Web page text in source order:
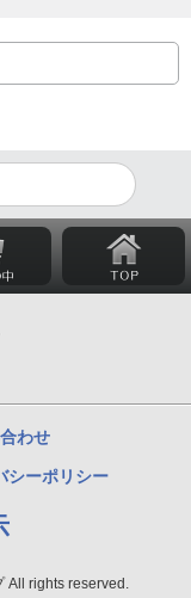
わせ
シーポリシー
rights reserved.